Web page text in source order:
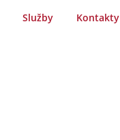
Služby Kontakty